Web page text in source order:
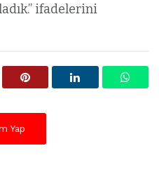
ifadelerini
Yap